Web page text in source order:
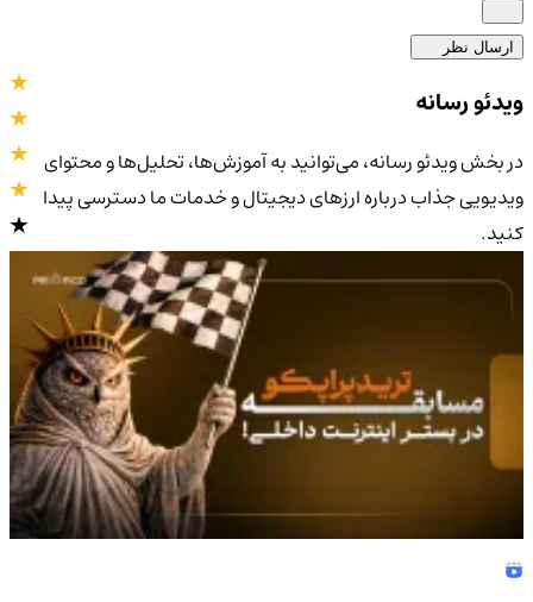
ارسال نظر
4.9/5
ویدئو رسانه
در بخش ویدئو رسانه، می‌توانید به آموزش‌ها، تحلیل‌ها و محتوای
ویدیویی جذاب درباره ارزهای دیجیتال و خدمات ما دسترسی پیدا
کنید.